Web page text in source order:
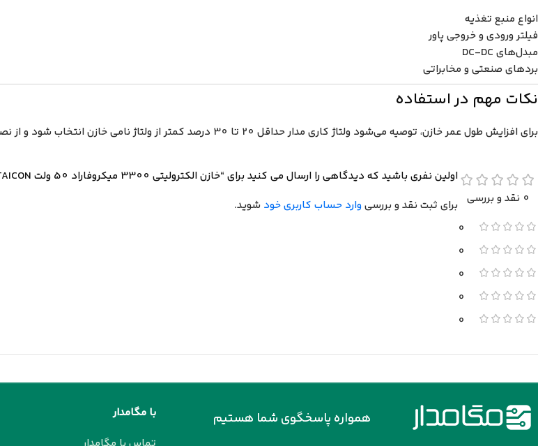
انواع منبع تغذیه
فیلتر ورودی و خروجی پاور
مبدل‌های DC-DC
بردهای صنعتی و مخابراتی
نکات مهم در استفاده
برای افزایش طول عمر خازن، توصیه می‌شود ولتاژ کاری مدار حداقل 20 تا 30 درصد کمتر از ولتاژ نامی خازن انتخاب شود و از نصب در محیط‌های با دمای بیش از حد مجاز خودداری گردد.
0 نقد و بررسی
0
0
0
0
0
اولین نفری باشید که دیدگاهی را ارسال می کنید برای “خازن الکترولیتی 3300 میکروفاراد 50 ولت TAICON سری M ساخت تایوان با طول عمر بالا”
برای ثبت نقد و بررسیوارد حساب کاربری خود شوید.
همواره پاسخگوی شما هستیم
با مگامدار